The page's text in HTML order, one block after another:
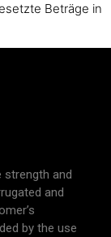
Beträge in
strength and
and
by the use